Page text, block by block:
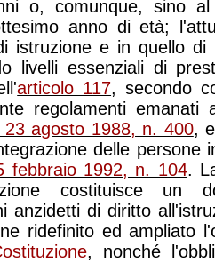
o, comunque, sino
anno di età;
istruzione e in quello di
livelli essenziali di
articolo 117, secondo
regolamenti emanati
agosto 1988, n. 400,
delle persone
febbraio 1992, n. 104.
costituisce un
anzidetti di diritto
ridefinito ed ampliato
, nonché